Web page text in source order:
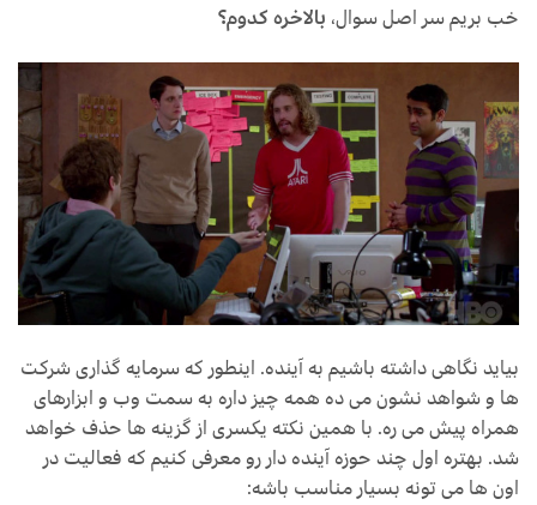
خب بریم سر اصل سوال، بالاخره کدوم؟
بیاید نگاهی داشته باشیم به آینده. اینطور که سرمایه گذاری شرکت
ها و شواهد نشون می ده همه چیز داره به سمت وب و ابزارهای
همراه پیش می ره. با همین نکته یکسری از گزینه ها حذف خواهد
شد. بهتره اول چند حوزه آینده دار رو معرفی کنیم که فعالیت در
اون ها می تونه بسیار مناسب باشه: